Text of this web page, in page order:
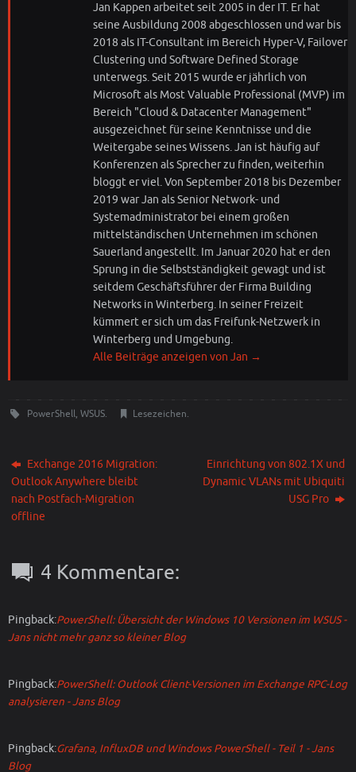
Jan Kappen arbeitet seit 2005 in der IT. Er hat
seine Ausbildung 2008 abgeschlossen und war bis
2018 als IT-Consultant im Bereich Hyper-V, Failover
Clustering und Software Defined Storage
unterwegs. Seit 2015 wurde er jährlich von
Microsoft als Most Valuable Professional (MVP) im
Bereich "Cloud & Datacenter Management"
ausgezeichnet für seine Kenntnisse und die
Weitergabe seines Wissens. Jan ist häufig auf
Konferenzen als Sprecher zu finden, weiterhin
bloggt er viel. Von September 2018 bis Dezember
2019 war Jan als Senior Network- und
Systemadministrator bei einem großen
mittelständischen Unternehmen im schönen
Sauerland angestellt. Im Januar 2020 hat er den
Sprung in die Selbstständigkeit gewagt und ist
seitdem Geschäftsführer der Firma Building
Networks in Winterberg. In seiner Freizeit
kümmert er sich um das Freifunk-Netzwerk in
Winterberg und Umgebung.
Alle Beiträge anzeigen von Jan →
PowerShell, WSUS. Lesezeichen.
Exchange 2016 Migration:
Outlook Anywhere bleibt
nach Postfach-Migration
offline
Einrichtung von 802.1X und
Dynamic VLANs mit Ubiquiti
USG Pro
4 Kommentare:
Pingback:PowerShell: Übersicht der Windows 10 Versionen im WSUS -
Jans nicht mehr ganz so kleiner Blog
Pingback:PowerShell: Outlook Client-Versionen im Exchange RPC-Log
analysieren - Jans Blog
Pingback:Grafana, InfluxDB und Windows PowerShell - Teil 1 - Jans
Blog